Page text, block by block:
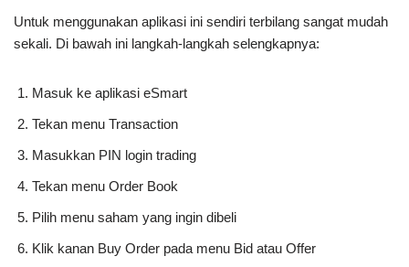
Untuk menggunakan aplikasi ini sendiri terbilang sangat mudah
sekali. Di bawah ini langkah-langkah selengkapnya:
Masuk ke aplikasi eSmart
Tekan menu Transaction
Masukkan PIN login trading
Tekan menu Order Book
Pilih menu saham yang ingin dibeli
Klik kanan Buy Order pada menu Bid atau Offer